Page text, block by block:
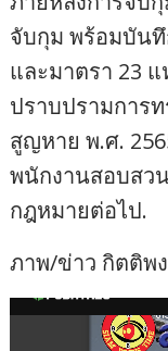
จับกุม พร้อมบัน
และมาตรา 23
ปราบปรามการ
สูญหาย พ.ศ.
พนักงานสอบสว
กฎหมายต่อไป.
ภาพ/ข่าว กิตติพ